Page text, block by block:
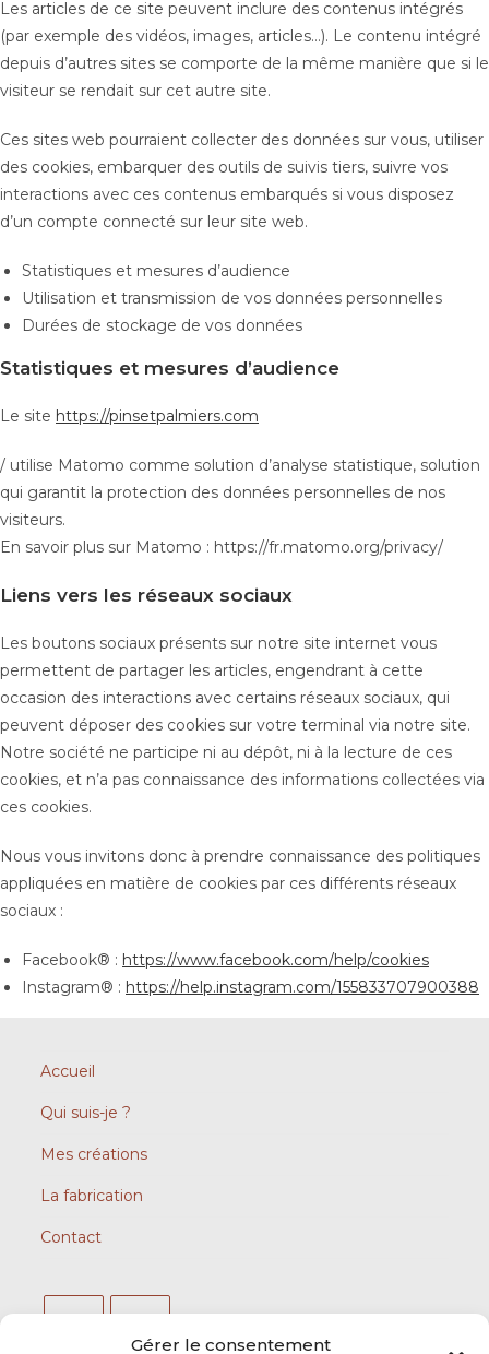
Gérer le consentement
Les articles de ce site peuvent inclure des contenus intégrés
(par exemple des vidéos, images, articles…). Le contenu intégré
depuis d’autres sites se comporte de la même manière que si le
visiteur se rendait sur cet autre site.
Ces sites web pourraient collecter des données sur vous, utiliser
des cookies, embarquer des outils de suivis tiers, suivre vos
interactions avec ces contenus embarqués si vous disposez
d’un compte connecté sur leur site web.
Statistiques et mesures d’audience
Utilisation et transmission de vos données personnelles
Durées de stockage de vos données
Statistiques et mesures d’audience
Le site https://pinsetpalmiers.com
/ utilise Matomo comme solution d’analyse statistique, solution
qui garantit la protection des données personnelles de nos
visiteurs.
En savoir plus sur Matomo : https://fr.matomo.org/privacy/
Liens vers les réseaux sociaux
Les boutons sociaux présents sur notre site internet vous
permettent de partager les articles, engendrant à cette
occasion des interactions avec certains réseaux sociaux, qui
peuvent déposer des cookies sur votre terminal via notre site.
Notre société ne participe ni au dépôt, ni à la lecture de ces
cookies, et n’a pas connaissance des informations collectées via
ces cookies.
Nous vous invitons donc à prendre connaissance des politiques
appliquées en matière de cookies par ces différents réseaux
sociaux :
Facebook® : https://www.facebook.com/help/cookies
Instagram® : https://help.instagram.com/155833707900388
Accueil
Qui suis-je ?
Mes créations
La fabrication
Contact